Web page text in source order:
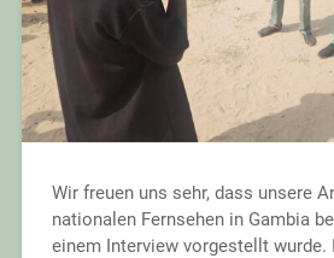
Wir freuen uns sehr, dass unsere
nationalen Fernsehen in Gambia
einem Interview vorgestellt